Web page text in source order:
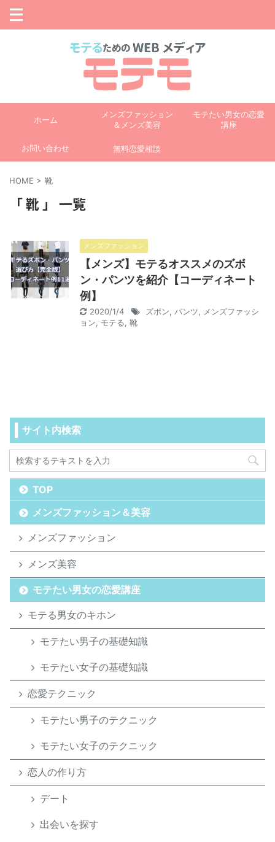
ホーム
メンズファッション
＆メンズ美容
モテたい男女の恋愛
講座
お問い合わせ 無料恋愛相談
HOME > 靴
「 靴 」 一覧
メンズファッション
【メンズ】モテるオススメのズボ
ン・パンツを紹介【コーディネート
例】
2020/1/4 ズボン, パンツ, メンズファッシ
ョン, モテる, 靴
サイト内検索
TOP
メンズファッション＆美容
メンズファッション
メンズ美容
モテたい男女の恋愛講座
モテる男女のキホン
モテたい男子の基礎知識
モテたい女子の基礎知識
恋愛テクニック
モテたい男子のテクニック
モテたい女子のテクニック
恋人の作り方
デート
出会いを探す